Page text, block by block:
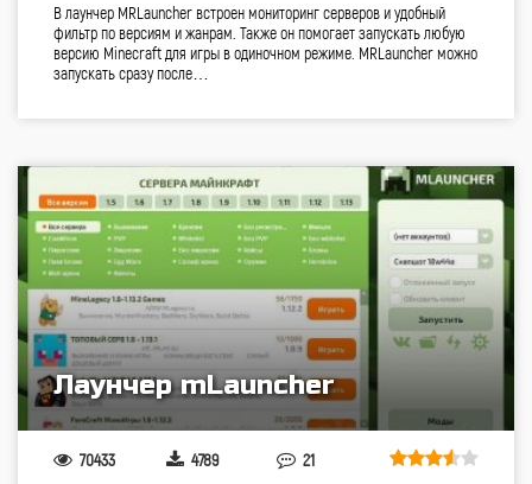
В лаунчер MRLauncher встроен мониторинг серверов и удобный
фильтр по версиям и жанрам. Также он помогает запускать любую
версию Minecraft для игры в одиночном режиме. MRLauncher можно
запускать сразу после…
Лаунчер mLauncher
70433 4789 21